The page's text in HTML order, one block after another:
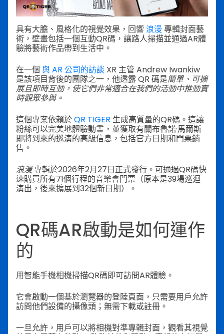
具有大膽、風格化的視覺效果，回響 浪漫專輯封面藝
術，壁畫包括一個互動QR碼，讓路人掃描並通過AR體
驗將藝術作品帶到生活中。
在一個 與 AR 公司的訪談 XR 主管 Andrew Iwankiw
是該項目背後的團隊之一，他透露 QR 碼是簡單、可擴
展且即時互動，使它們非常適合在我們的活動中推動實
時觀眾參與。
這個專案依賴於QR TIGER 生成高質量的QR碼。這讓
粉絲可以完美地體驗動畫，並獲取有關布魯諾·馬爾斯
即將到來的巡演的高級信息，包括官方日期和門票銷
售。
浪漫專輯於2026年2月27日正式發行。可通過QR碼快
速購買所有71個行程的音樂會門票（原本是39場巡迴
演出，後來擴展到32個新日期）。
QR碼AR啟動是如何運作
的
用智能手機相機掃描QR碼即可訪問AR體驗。
它會啟動一個基於瀏覽器的登陸頁面，只需要用戶允許
訪問他們設備的攝像頭；無需下載或註冊。
一旦允許，用戶可以將相機對準專輯封面，觀看其視覺